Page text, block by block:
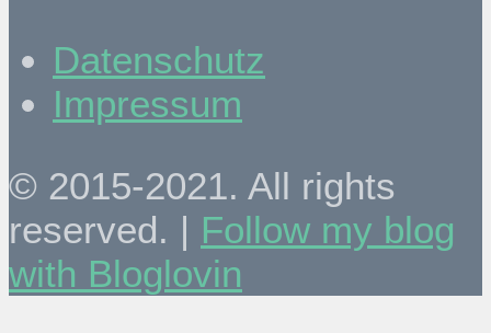
Datenschutz
Impressum
© 2015-2021. All rights
reserved. | Follow my blog
with Bloglovin